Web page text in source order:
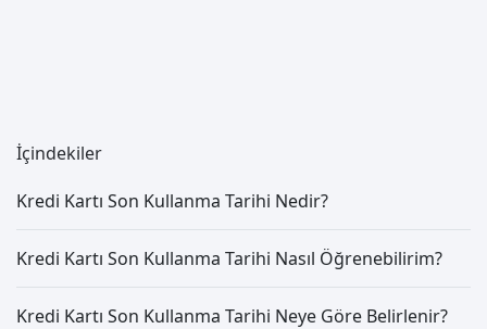
İçindekiler
Kredi Kartı Son Kullanma Tarihi Nedir?
Kredi Kartı Son Kullanma Tarihi Nasıl Öğrenebilirim?
Kredi Kartı Son Kullanma Tarihi Neye Göre Belirlenir?